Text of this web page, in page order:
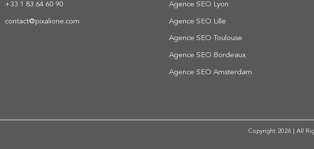
+33 1 83 64 60 90
contact@pixalione.com
Agence SEO Lyon
Agence SEO Lille
Agence SEO Toulouse
Agence SEO Bordeaux
Agence SEO Amsterdam
Copyright 2026 | All